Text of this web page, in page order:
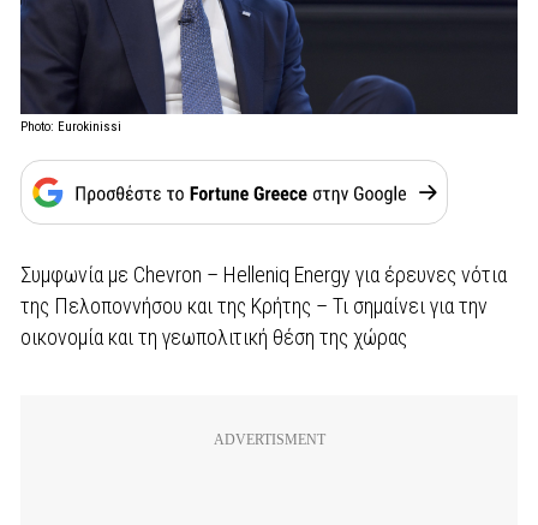
Photo: Eurokinissi
Συμφωνία με Chevron – Helleniq Energy για έρευνες νότια
της Πελοποννήσου και της Κρήτης – Τι σημαίνει για την
οικονομία και τη γεωπολιτική θέση της χώρας